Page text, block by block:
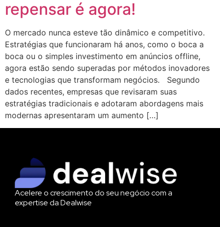
repensar é agora!
O mercado nunca esteve tão dinâmico e competitivo.
Estratégias que funcionaram há anos, como o boca a
boca ou o simples investimento em anúncios offline,
agora estão sendo superadas por métodos inovadores
e tecnologias que transformam negócios. Segundo
dados recentes, empresas que revisaram suas
estratégias tradicionais e adotaram abordagens mais
modernas apresentaram um aumento […]
Acelere o crescimento do seu negócio com a
expertise da Dealwise